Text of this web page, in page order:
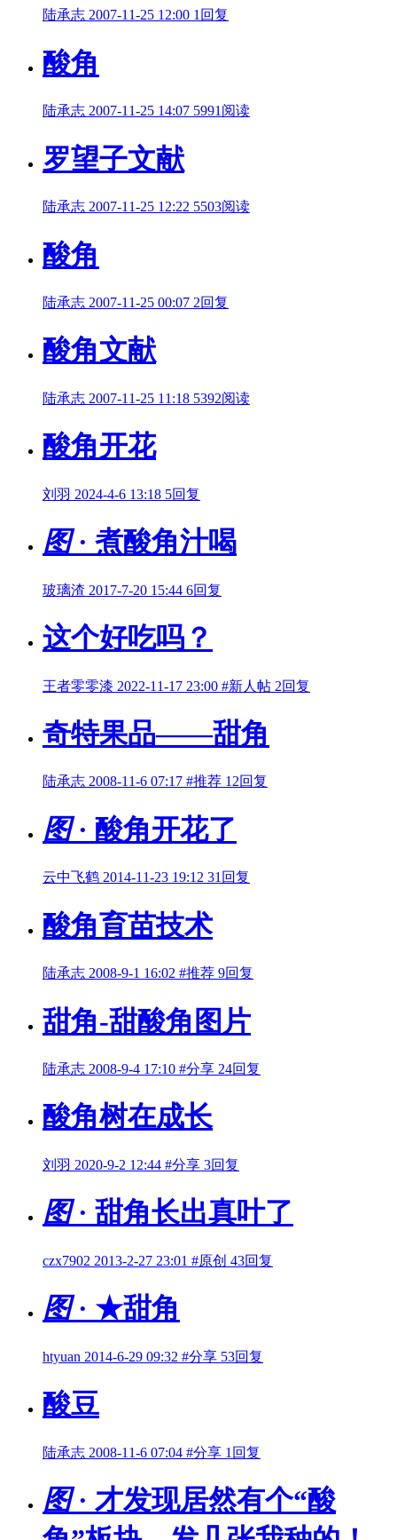
陆承志 2007-11-25 12:00 1回复
酸角
陆承志 2007-11-25 14:07 5991阅读
罗望子文献
陆承志 2007-11-25 12:22 5503阅读
酸角
陆承志 2007-11-25 00:07 2回复
酸角文献
陆承志 2007-11-25 11:18 5392阅读
酸角开花
刘羽 2024-4-6 13:18 5回复
图· 煮酸角汁喝
玻璃渣 2017-7-20 15:44 6回复
这个好吃吗？
王者零零漆 2022-11-17 23:00 #新人帖 2回复
奇特果品——甜角
陆承志 2008-11-6 07:17 #推荐 12回复
图· 酸角开花了
云中飞鹤 2014-11-23 19:12 31回复
酸角育苗技术
陆承志 2008-9-1 16:02 #推荐 9回复
甜角-甜酸角图片
陆承志 2008-9-4 17:10 #分享 24回复
酸角树在成长
刘羽 2020-9-2 12:44 #分享 3回复
图· 甜角长出真叶了
czx7902 2013-2-27 23:01 #原创 43回复
图· ★甜角
htyuan 2014-6-29 09:32 #分享 53回复
酸豆
陆承志 2008-11-6 07:04 #分享 1回复
图· 才发现居然有个“酸